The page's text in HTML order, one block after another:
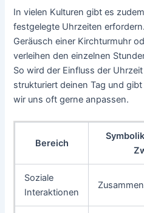
In vielen Kulturen gibt es
festgelegte Uhrzeiten
Geräusch einer Kirchturmuhr
verleihen den einzelnen
So wird der Einfluss der
strukturiert deinen Tag und
wir uns oft gerne anpassen.
Bereich
Soziale
Interaktionen